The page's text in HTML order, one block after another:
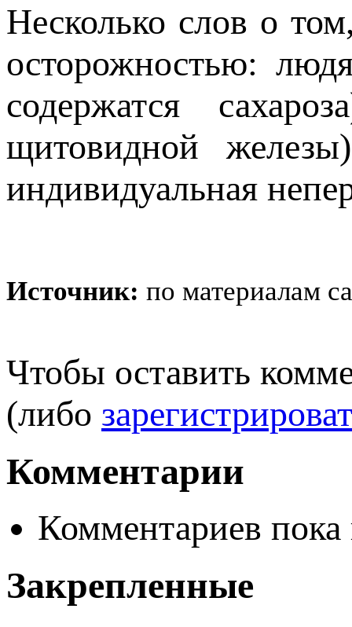
Несколько слов о
осторожностью:
содержатся
щитовидной
индивидуальная
Источник: по материалам
Чтобы оставить
(либо
Комментарии
Комментариев пока
Закрепленные